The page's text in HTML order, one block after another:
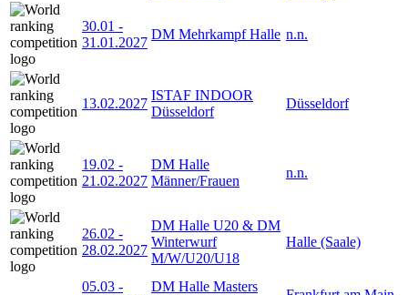
30.01 -
31.01.2027
DM Mehrkampf Halle n.n.
13.02.2027
ISTAF INDOOR
Düsseldorf
Düsseldorf
19.02 -
21.02.2027
DM Halle
Männer/Frauen
n.n.
26.02 -
28.02.2027
DM Halle U20 & DM
Winterwurf
M/W/U20/U18
Halle (Saale)
05.03 -
DM Halle Masters